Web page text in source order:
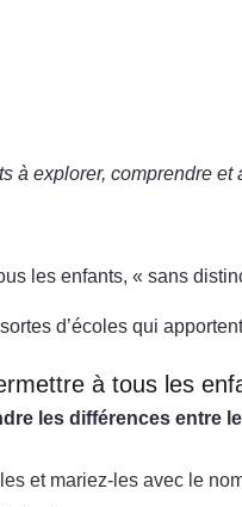
à explorer, comprendre
les enfants, « sans
d’écoles qui
à tous les
les différences entre
et mariez-les avec le